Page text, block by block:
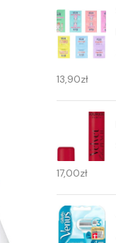
13,90zł
17,00zł